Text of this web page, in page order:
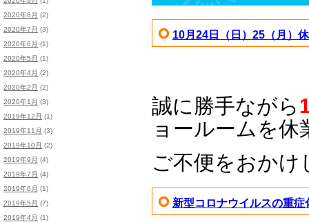
2020年8月 (2)
2020年7月 (3)
2020年6月 (1)
2020年5月 (1)
2020年4月 (2)
2020年2月 (2)
2020年1月 (3)
2019年12月 (1)
2019年11月 (3)
2019年10月 (2)
2019年9月 (4)
2019年7月 (4)
2019年6月 (1)
2019年5月 (7)
2019年4月 (1)
10月24日（日）25（月）
誠に勝手ながら
ョールームを
ご不便をおか
新型コロナウイルスの重